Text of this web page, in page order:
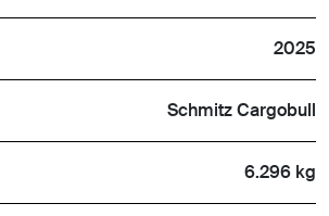
2025
Schmitz Cargobull
6.296 kg